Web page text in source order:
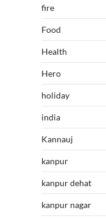
fire
Food
Health
Hero
holiday
india
Kannauj
kanpur
kanpur dehat
kanpur nagar